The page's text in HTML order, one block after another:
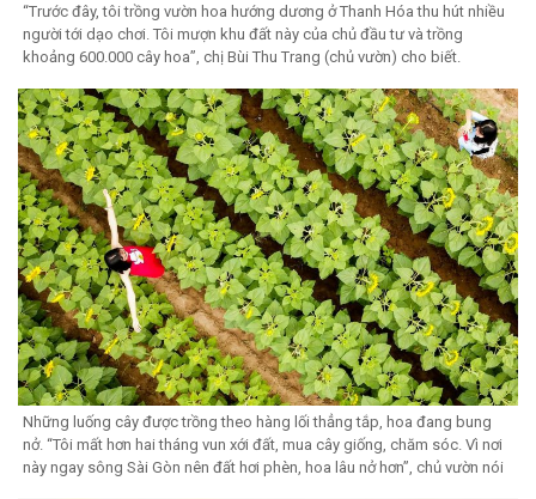
“Trước đây, tôi trồng vườn hoa hướng dương ở Thanh Hóa thu hút nhiều
người tới dạo chơi. Tôi mượn khu đất này của chủ đầu tư và trồng
khoảng 600.000 cây hoa”, chị Bùi Thu Trang (chủ vườn) cho biết.
Những luống cây được trồng theo hàng lối thẳng tắp, hoa đang bung
nở. “Tôi mất hơn hai tháng vun xới đất, mua cây giống, chăm sóc. Vì nơi
này ngay sông Sài Gòn nên đất hơi phèn, hoa lâu nở hơn”, chủ vườn nói